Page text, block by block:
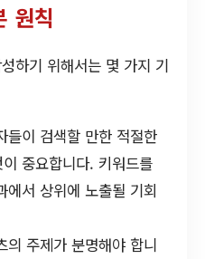
원칙
하기 위해서는 몇 가지 기
들이 검색할 만한 적절한
중요합니다. 키워드를
에서 상위에 노출될 기회
의 주제가 분명해야 합니